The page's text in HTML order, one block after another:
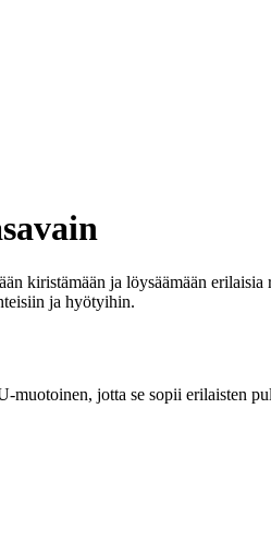
kiristämään ja löysäämään
ja hyötyihin.
muotoinen, jotta se sopii erilaisten